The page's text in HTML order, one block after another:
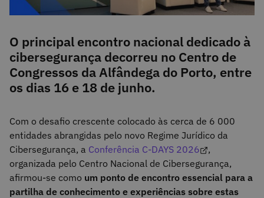
O principal encontro nacional dedicado à
cibersegurança decorreu no Centro de
Congressos da Alfândega do Porto, entre
os dias 16 e 18 de junho.
Com o desafio crescente colocado às cerca de 6 000
entidades abrangidas pelo novo Regime Jurídico da
Cibersegurança, a Conferência C-DAYS 2026
,
organizada pelo Centro Nacional de Cibersegurança,
afirmou-se como um ponto de encontro essencial para a
partilha de conhecimento e experiências sobre estas